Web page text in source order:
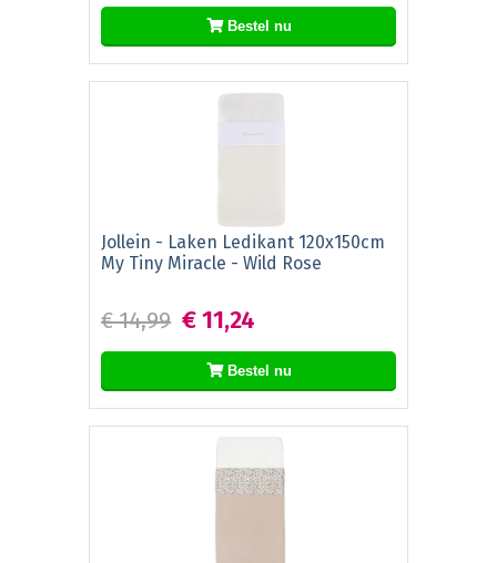
Bestel nu
Jollein - Laken Ledikant 120x150cm
My Tiny Miracle - Wild Rose
€ 14,99 € 11,24
Bestel nu